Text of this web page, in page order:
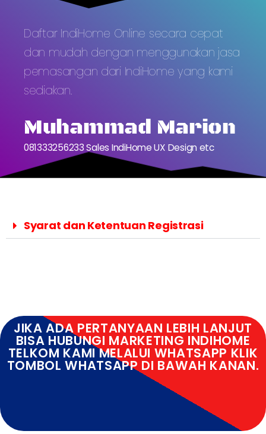
Daftar IndiHome Online secara cepat
dan mudah dengan menggunakan jasa
pemasangan dari IndiHome yang kami
sediakan.
Muhammad Marion
081333256233 Sales IndiHome UX Design etc
Syarat dan Ketentuan Registrasi
JIKA ADA PERTANYAAN LEBIH LANJUT
BISA HUBUNGI MARKETING INDIHOME
TELKOM KAMI MELALUI WHATSAPP KLIK
TOMBOL WHATSAPP DI BAWAH KANAN.